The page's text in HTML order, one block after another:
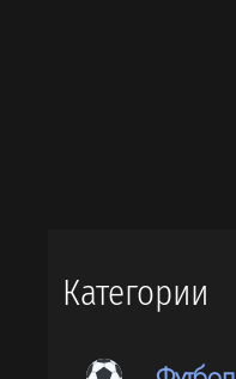
Категории